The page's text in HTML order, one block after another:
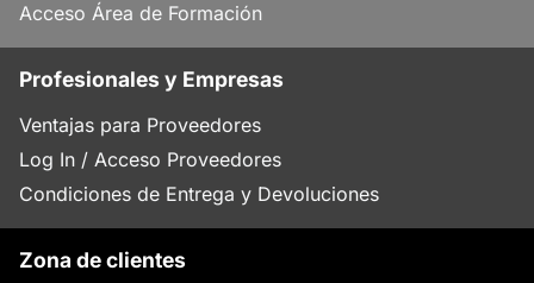
Acceso Área de Formación
Profesionales y Empresas
Ventajas para Proveedores
Log In / Acceso Proveedores
Condiciones de Entrega y Devoluciones
Zona de clientes